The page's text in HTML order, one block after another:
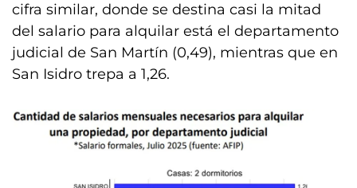
cifra similar, donde se destina casi la mitad
del salario para alquilar está el departamento
judicial de San Martín (0,49), mientras que en
San Isidro trepa a 1,26.